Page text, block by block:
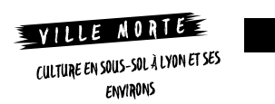
CULTURE EN SOUS-SOL À LYON ET SES
ENVIRONS